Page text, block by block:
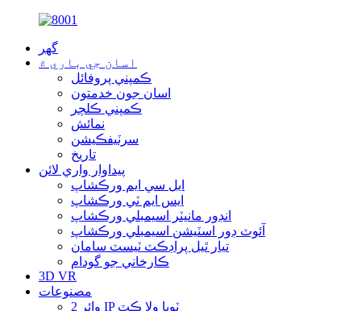
گھر
اسان جي باري ۾
ڪمپني پروفائل
اسان جون خدمتون
ڪمپني ڪلچر
نمائش
سرٽيفڪيشن
تاريخ
پيداوار واري لائن
ايل سي ايم ورڪشاپ
ايس ايم ٽي ورڪشاپ
انڊور مانيٽر اسيمبلي ورڪشاپ
آئوٽ ڊور اسٽيشن اسيمبلي ورڪشاپ
تيار ٿيل پراڊڪٽ ٽيسٽ سامان
ڪارخاني جو گودام
3D VR
مصنوعات
2 وائر IP ٽويا ولا ڪٽ